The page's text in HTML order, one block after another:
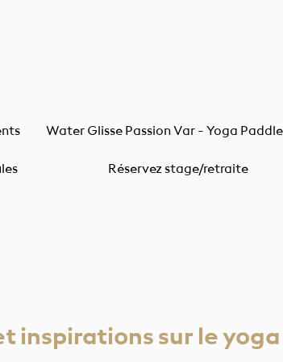
Water Glisse Passion Var - Yoga Paddle
Réservez stage/retraite
inspirations sur le